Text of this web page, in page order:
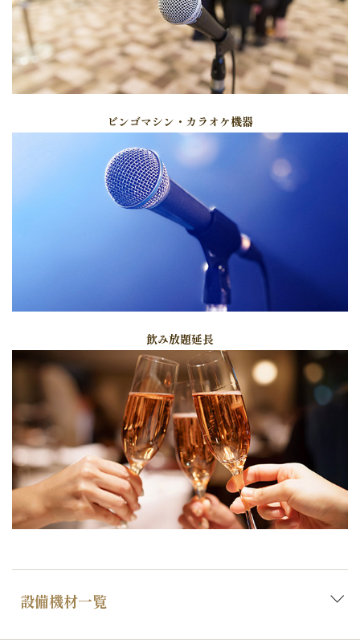
ビンゴマシン・カラオケ機器
飲み放題延長
設備機材一覧